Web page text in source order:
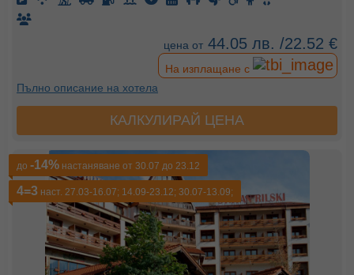
цена от 44.05 лв. /22.52 €
На изплащане с
Пълно описание на хотела
КАЛКУЛИРАЙ ЦЕНА
до -14% настаняване от 30.07 до 23.12
4=3 наст. 27.03-16.07; 14.09-23.12; 30.07-13.09;